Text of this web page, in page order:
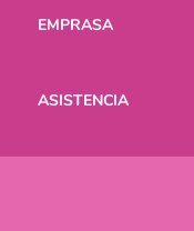
EMPRASA
ASISTENCIA
Ayuda